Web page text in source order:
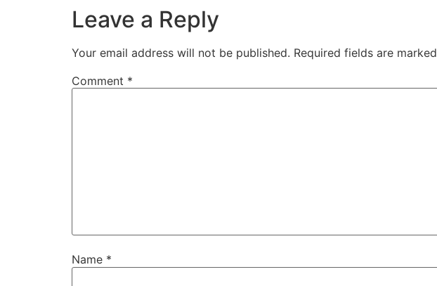
Leave a Reply
Your email address will not be published. Required fields are marked
Comment *
Name *